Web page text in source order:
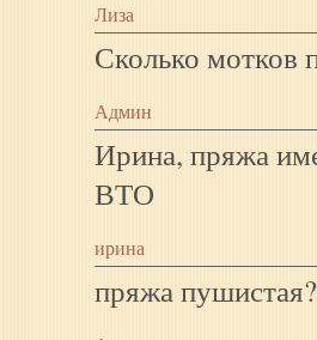
Лиза
Сколько мотков
Админ
Ирина, пряжа
ВТО
ирина
пряжа пушистая?